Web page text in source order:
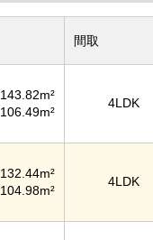
間取
143.82m²
106.49m²
4LDK
132.44m²
104.98m²
4LDK